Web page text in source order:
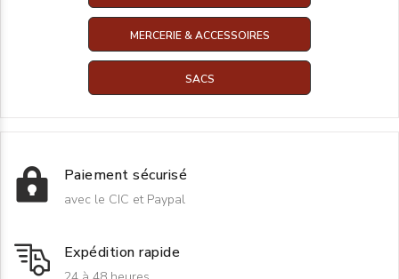
MERCERIE & ACCESSOIRES
SACS
Paiement sécurisé
avec le CIC et Paypal
Expédition rapide